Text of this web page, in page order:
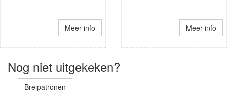
Meer info Meer info
Nog niet uitgekeken?
Breipatronen